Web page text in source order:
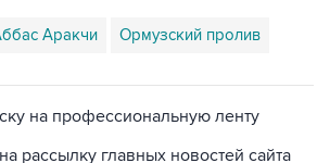
Аракчи Ормузский пролив
на профессиональную ленту
рассылку главных новостей сайта